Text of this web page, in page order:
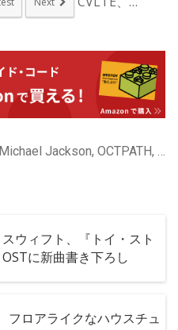
ウィフト、『トイ・スト
に新曲書き下ろし
フロアライクなハウスチュ